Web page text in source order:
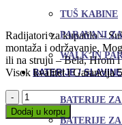
TUŠ KABINE
PARAVANI
WALK IN
BATERIJE / SLAVINE
BATERIJE
BATERIJE
Radijatori za kupatilo –
montaža i održavanje,
ili na struju – Bela, Hrom
Visok kvalitet i Garancija
Radijator
za
kupatilo
Dodaj u korpu